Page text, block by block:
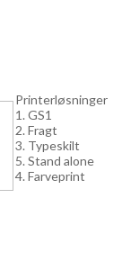
Printerløsninger
1. GS1
2. Fragt
3. Typeskilt
5. Stand alone
4. Farveprint